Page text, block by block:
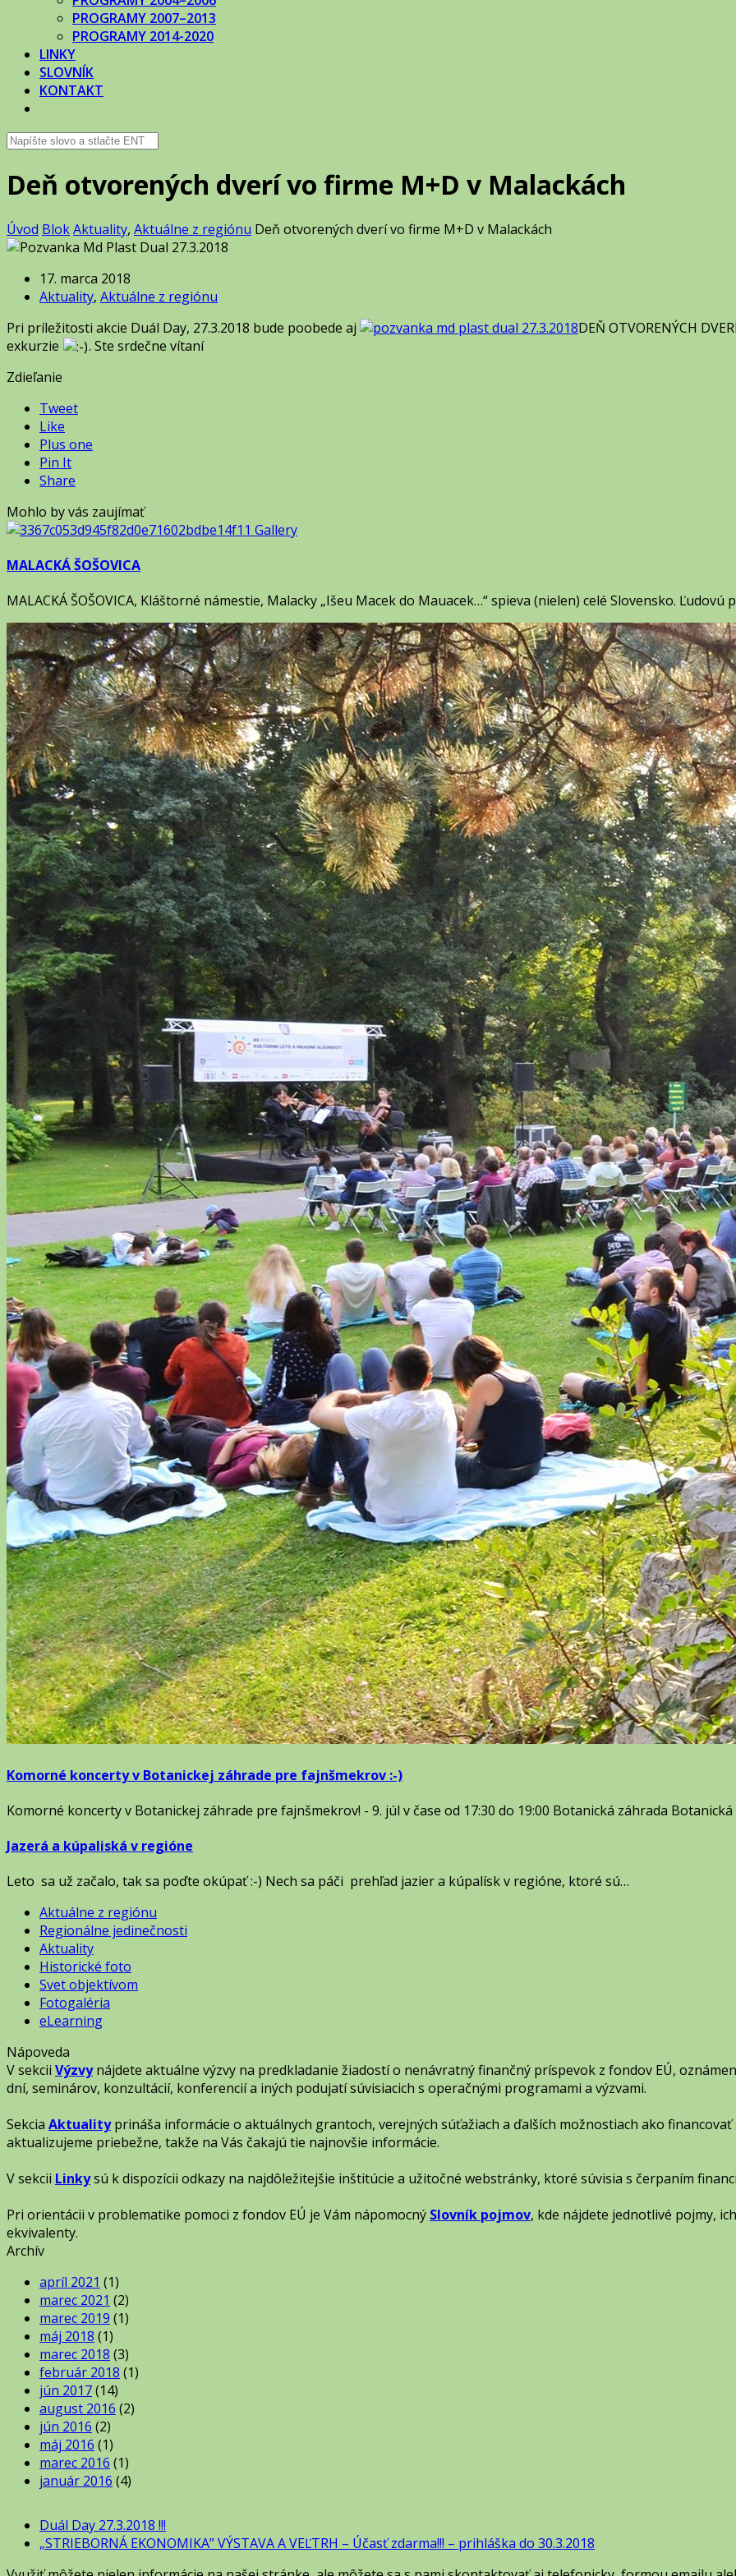
PROGRAMY 2007–2013
PROGRAMY 2014-2020
LINKY
SLOVNÍK
KONTAKT
Deň otvorených dverí vo firme M+D v Malackách
Úvod BlokAktuality, Aktuálne z regiónu Deň otvorených dverí vo firme M+D v Malackách
17. marca 2018
Aktuality, Aktuálne z regiónu
Pri príležitosti akcie Duál Day, 27.3.2018 bude poobede aj
DEŇ OTVORENÝCH
exkurzie
. Ste srdečne vítaní
Zdieľanie
Tweet
Like
Plus one
Pin It
Share
Mohlo by vás zaujímať
MALACKÁ ŠOŠOVICA
MALACKÁ ŠOŠOVICA, Kláštorné námestie, Malacky „Išeu Macek do Mauacek…“ spieva (nielen) celé Slovensko.
Komorné koncerty v Botanickej záhrade pre fajnšmekrov :-)
Komorné koncerty v Botanickej záhrade pre fajnšmekrov! - 9. júl v čase od 17:30 do 19:00 Botanická záhrada
Jazerá a kúpaliská v regióne
Leto sa už začalo, tak sa poďte okúpať :-) Nech sa páči prehľad jazier a kúpalísk v regióne, ktoré sú…
Aktuálne z regiónu
Regionálne jedinečnosti
Aktuality
Historické foto
Svet objektívom
Fotogaléria
eLearning
Nápoveda
V sekcii Výzvynájdete aktuálne výzvy na predkladanie žiadostí o nenávratný finančný príspevok z fondov EÚ,
dní, seminárov, konzultácií, konferencií a iných podujatí súvisiacich s operačnými programami a výzvami.
Sekcia Aktualityprináša informácie o aktuálnych grantoch, verejných súťažiach a ďalších možnostiach ako
aktualizujeme priebežne, takže na Vás čakajú tie najnovšie informácie.
V sekcii Linkysú k dispozícii odkazy na najdôležitejšie inštitúcie a užitočné webstránky, ktoré súvisia s čerpaním
Pri orientácii v problematike pomoci z fondov EÚ je Vám nápomocný Slovník pojmov, kde nájdete jednotlivé pojmy,
ekvivalenty.
Archív
apríl 2021 (1)
marec 2021 (2)
marec 2019 (1)
máj 2018 (1)
marec 2018 (3)
február 2018 (1)
jún 2017(14)
august 2016 (2)
jún 2016 (2)
máj 2016 (1)
marec 2016 (1)
január 2016 (4)
Duál Day 27.3.2018 !!!
„STRIEBORNÁ EKONOMIKA” VÝSTAVA A VEĽTRH – Účasť zdarma!!! – prihláška do 30.3.2018